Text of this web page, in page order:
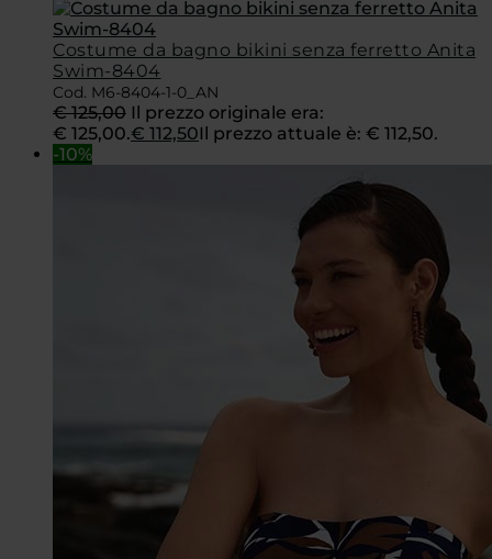
Costume da bagno bikini senza ferretto Anita
Swim-8404
Cod. M6-8404-1-0_AN
€125,00 Il prezzo originale era:
€ 125,00.€ 112,50Il prezzo attuale è: € 112,50.
-10%